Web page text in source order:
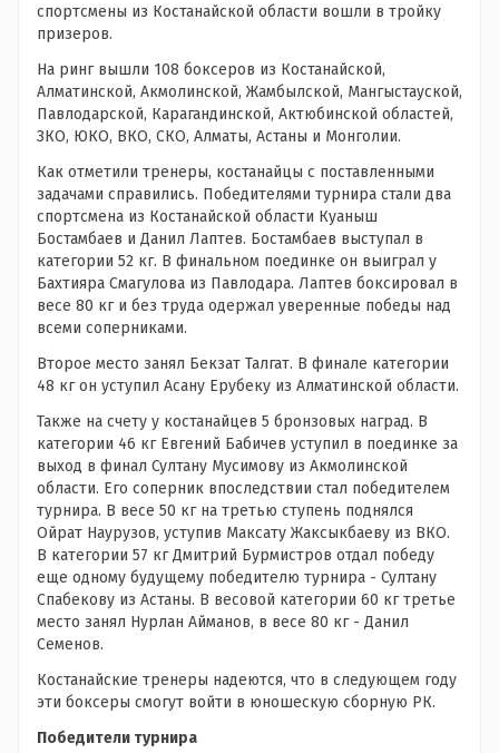
спортсмены из Костанайской области вошли в тройку
призеров.
На ринг вышли 108 боксеров из Костанайской,
Алматинской, Акмолинской, Жамбылской, Мангыстауской,
Павлодарской, Карагандинской, Актюбинской областей,
ЗКО, ЮКО, ВКО, СКО, Алматы, Астаны и Монголии.
Как отметили тренеры, костанайцы с поставленными
задачами справились. Победителями турнира стали два
спортсмена из Костанайской области Куаныш
Бостамбаев и Данил Лаптев. Бостамбаев выступал в
категории 52 кг. В финальном поединке он выиграл у
Бахтияра Смагулова из Павлодара. Лаптев боксировал в
весе 80 кг и без труда одержал уверенные победы над
всеми соперниками.
Второе место занял Бекзат Талгат. В финале категории
48 кг он уступил Асану Ерубеку из Алматинской области.
Также на счету у костанайцев 5 бронзовых наград. В
категории 46 кг Евгений Бабичев уступил в поединке за
выход в финал Султану Мусимову из Акмолинской
области. Его соперник впоследствии стал победителем
турнира. В весе 50 кг на третью ступень поднялся
Ойрат Наурузов, уступив Максату Жаксыкбаеву из ВКО.
В категории 57 кг Дмитрий Бурмистров отдал победу
еще одному будущему победителю турнира - Султану
Спабекову из Астаны. В весовой категории 60 кг третье
место занял Нурлан Айманов, в весе 80 кг - Данил
Семенов.
Костанайские тренеры надеются, что в следующем году
эти боксеры смогут войти в юношескую сборную РК.
Победители турнира